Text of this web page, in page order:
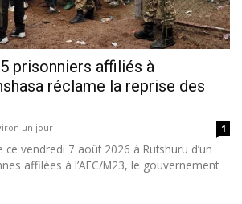
prisonniers affiliés à
réclame la reprise des
un jour 1
ce vendredi 7 août 2026 à Rutshuru d’un
affilées à l’AFC/M23, le gouvernement